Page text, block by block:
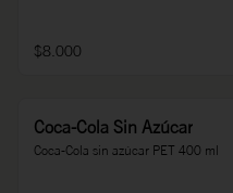
$8.000
Coca-Cola Sin Azúcar
Coca-Cola sin azúcar PET 400 ml